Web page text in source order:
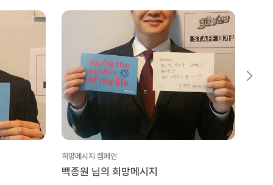
희망메시지 캠페인
백종원 님의 희망메시지